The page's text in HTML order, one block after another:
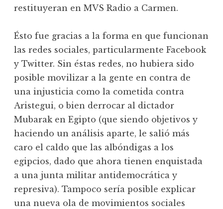
restituyeran en MVS Radio a Carmen.
Ésto fue gracias a la forma en que funcionan
las redes sociales, particularmente Facebook
y Twitter. Sin éstas redes, no hubiera sido
posible movilizar a la gente en contra de
una injusticia como la cometida contra
Aristegui, o bien derrocar al dictador
Mubarak en Egipto (que siendo objetivos y
haciendo un análisis aparte, le salió más
caro el caldo que las albóndigas a los
egipcios, dado que ahora tienen enquistada
a una junta militar antidemocrática y
represiva). Tampoco sería posible explicar
una nueva ola de movimientos sociales